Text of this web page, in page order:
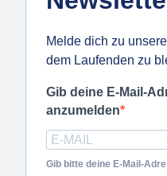
Melde dich zu
dem Laufenden zu
Gib deine E-Mail-
anzumelden
Gib bitte deine E-Mail-